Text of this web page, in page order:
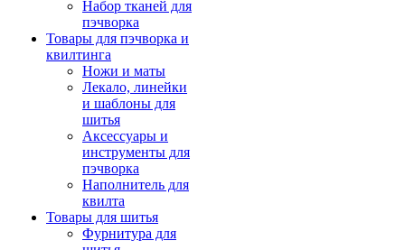
Набор тканей для
пэчворка
Товары для пэчворка и
квилтинга
Ножи и маты
Лекало, линейки
и шаблоны для
шитья
Аксессуары и
инструменты для
пэчворка
Наполнитель для
квилта
Товары для шитья
Фурнитура для